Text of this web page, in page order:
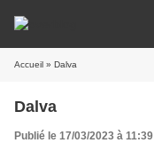
Accueil » Dalva
Dalva
Publié le 17/03/2023 à 11:39